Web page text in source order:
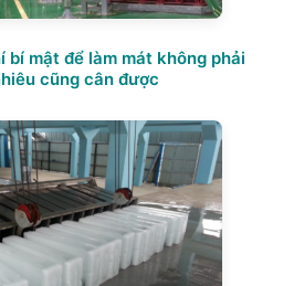
bí mật để làm mát không phải
cũng cân được